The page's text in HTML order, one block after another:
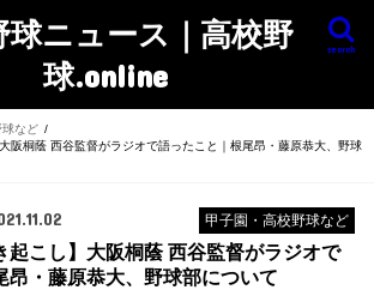
球ニュース｜高校野
球.online
search
など
阪桐蔭 西谷監督がラジオで語ったこと｜根尾昂・藤原恭大、野球
甲子園・高校野球など
起こし】大阪桐蔭 西谷監督がラジオで
昂・藤原恭大、野球部について